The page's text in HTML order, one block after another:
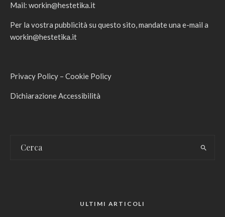
Mail: workin@hestetika.it
Per la vostra pubblicità su questo sito, mandate una e-mail a
workin@hestetika.it
Privacy Policy – Cookie Policy
Dichiarazione Accessibilità
ULTIMI ARTICOLI